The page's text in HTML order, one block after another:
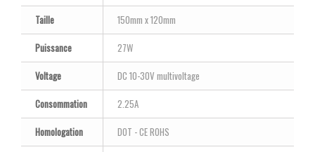
Taille
150mm x 120mm
Puissance
27W
Voltage
DC 10-30V multivoltage
Consommation
2.25A
Homologation
DOT - CE ROHS